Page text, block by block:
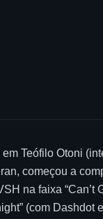
Teófilo Otoni
começou a
na faixa
(com Dashdot